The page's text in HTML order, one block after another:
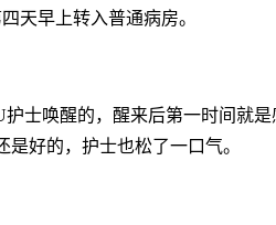
天早上转入普通病房。
士唤醒的，醒来后第一时间就是
好的，护士也松了一口气。